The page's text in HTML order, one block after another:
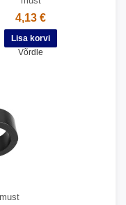
4,13 €
Võrdle